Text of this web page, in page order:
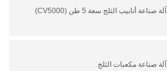
آلة صناعة أنابيب الثلج سعة 5 طن (CV5000)
آلة صناعة مكعبات الثلج